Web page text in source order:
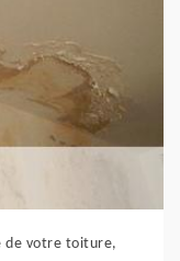
de votre toiture,